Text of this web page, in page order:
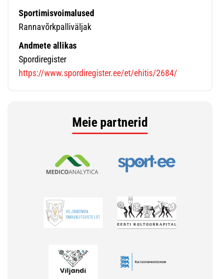
Sportimisvoimalused
Rannavõrkpalliväljak
Andmete allikas
Spordiregister
https://www.spordiregister.ee/et/ehitis/2684/
Meie partnerid